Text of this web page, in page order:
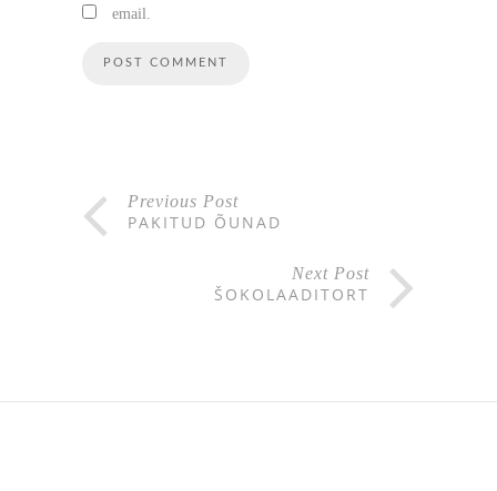
email.
Previous Post
PAKITUD ÕUNAD
Next Post
ŠOKOLAADITORT